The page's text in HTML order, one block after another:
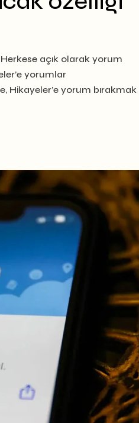
açık olarak yorum
yorumlar
Hikayeler’e yorum bırakmak